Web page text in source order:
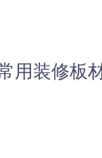
用装修板